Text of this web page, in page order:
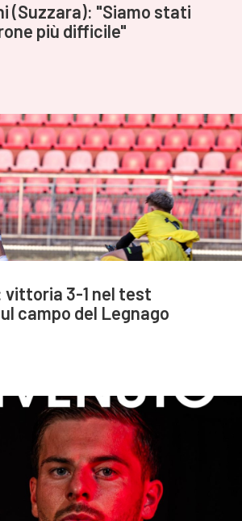
(Suzzara): "Siamo stati
più difficile"
vittoria 3-1 nel test
campo del Legnago